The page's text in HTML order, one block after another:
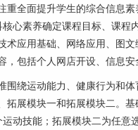
全面提升学生的综合信息素
心素养确定课程目标、课
术应用基础、网络应用、图
包括个人网店开设、信息安
绕运动能力、健康行为和体
拓展模块一和拓展模块二。
动技能；拓展模块二为任意